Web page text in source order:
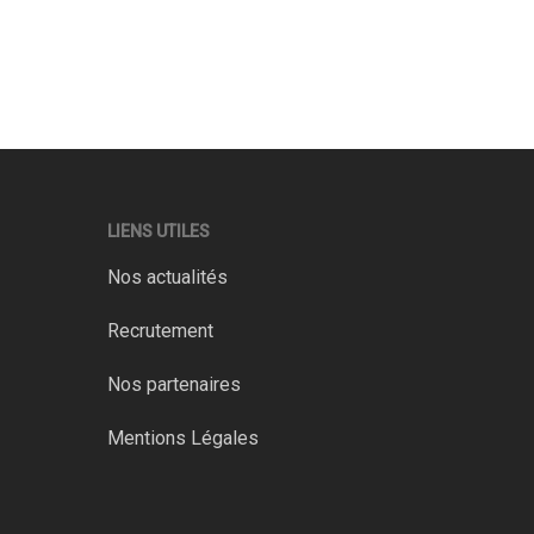
LIENS UTILES
Nos actualités
Recrutement
Nos partenaires
Mentions Légales